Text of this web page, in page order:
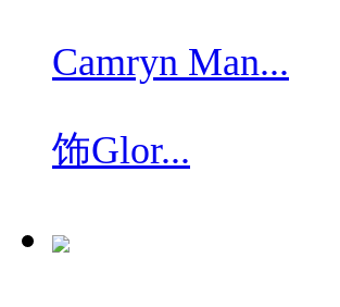
Camryn Man...
饰Glor...